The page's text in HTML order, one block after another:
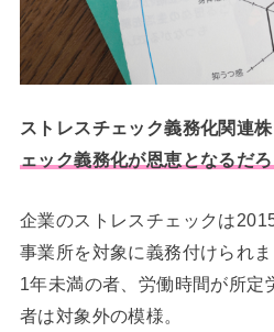
ストレスチェック義務化関連
ェック義務化が恩恵となるだ
企業のストレスチェックは
事業所を対象に義務付けられ
1年未満の者、労働時間が所定
者は対象外の模様。